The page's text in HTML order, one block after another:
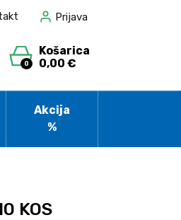
Prijava
0
Košarica
0,00 €
Akcija
%
KOS